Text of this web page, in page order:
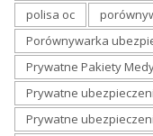
polisa oc
Porównywarka
Prywatne Pakiety
Prywatne
Prywatne